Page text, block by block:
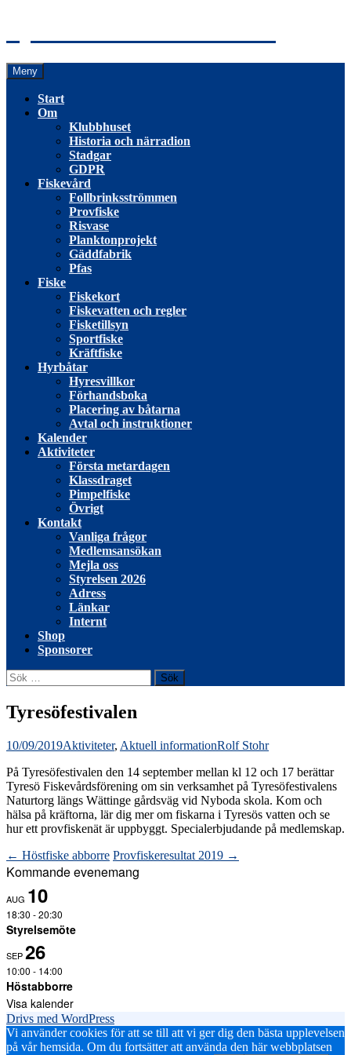
Meny
Start
Om
Klubbhuset
Historia och närradion
Stadgar
GDPR
Fiskevård
Follbrinksströmmen
Provfiske
Risvase
Planktonprojekt
Gäddfabrik
Pfas
Fiske
Fiskekort
Fiskevatten och regler
Fisketillsyn
Sportfiske
Kräftfiske
Hyrbåtar
Hyresvillkor
Förhandsboka
Placering av båtarna
Avtal och instruktioner
Kalender
Aktiviteter
Första metardagen
Klassdraget
Pimpelfiske
Övrigt
Kontakt
Vanliga frågor
Medlemsansökan
Mejla oss
Styrelsen 2026
Adress
Länkar
Internt
Shop
Sponsorer
Sök
efter:
Tyresöfestivalen
10/09/2019Aktiviteter, Aktuell informationRolf Stohr
På Tyresöfestivalen den 14 september mellan kl 12 och 17 berättar
Tyresö Fiskevårdsförening om sin verksamhet på Tyresöfestivalens
Naturtorg längs Wättinge gårdsväg vid Nyboda skola. Kom och
hälsa på kräftorna, lär dig mer om fiskarna i Tyresös vatten och se
hur ett provfiskenät är uppbyggt. Specialerbjudande på medlemskap.
Inläggsnavigering
← Höstfiske abborre Provfiskeresultat 2019 →
Kommande evenemang
AUG 10
18:30 -20:30
Styrelsemöte
SEP 26
10:00 - 14:00
Höstabborre
Visa kalender
Drivs med WordPress
Vi använder cookies för att se till att vi ger dig den bästa upplevelsen
på vår hemsida. Om du fortsätter att använda den här webbplatsen